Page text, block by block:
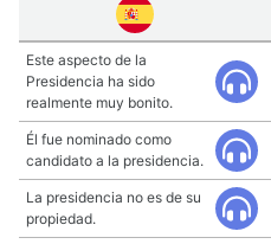
Este aspecto de la
Presidencia ha sido
realmente muy bonito.
Él fue nominado como
candidato a la presidencia.
La presidencia no es de su
propiedad.